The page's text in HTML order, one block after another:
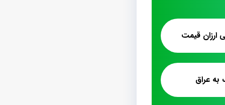
قیمت
عراق